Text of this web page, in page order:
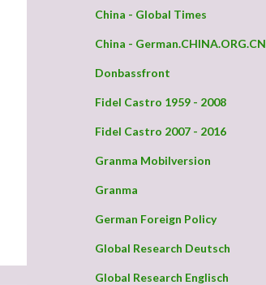
China - Global Times
China - German.CHINA.ORG.CN
Donbassfront
Fidel Castro 1959 - 2008
Fidel Castro 2007 - 2016
Granma Mobilversion
Granma
German Foreign Policy
Global Research Deutsch
Global Research Englisch